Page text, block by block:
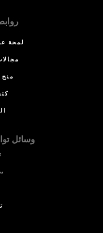
لمحة
منح
وسائل
متابعة،